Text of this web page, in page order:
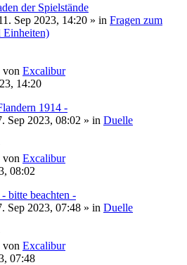
der Spielstände
Sep 2023, 14:20 » in Fragen zum
Einheiten)
von Excalibur
14:20
1914 -
Sep 2023, 08:02 » in Duelle
von Excalibur
08:02
bitte beachten -
Sep 2023, 07:48 » in Duelle
von Excalibur
07:48